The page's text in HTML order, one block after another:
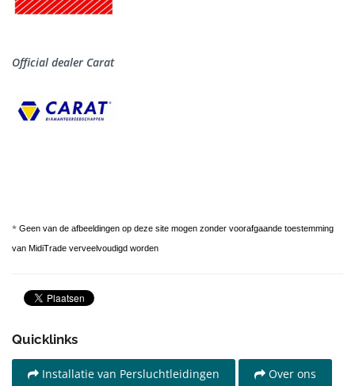
Official dealer Carat
* Geen van de afbeeldingen op deze site mogen zonder voorafgaande toestemming
van MidiTrade verveelvoudigd worden
Quicklinks
Installatie van Persluchtleidingen Over ons